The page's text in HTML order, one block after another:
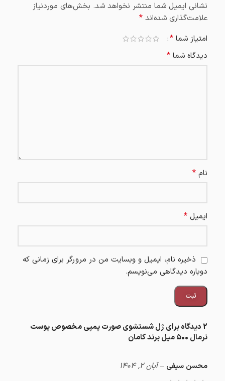
2 دیدگاه برای
ژل شستشوی صورت پمپی مخصوص پوست
نرمال ۵۰۰ میل برند کامان
محسن سیفی – آبان 2, 1404
نشانی ایمیل شما منتشر نخواهد شد. بخش‌های موردنیاز
علامت‌گذاری شده‌اند *
امتیاز شما *
دیدگاه شما *
نام *
ایمیل *
ذخیره نام، ایمیل و وبسایت من در مرورگر برای زمانی که
دوباره دیدگاهی می‌نویسم.